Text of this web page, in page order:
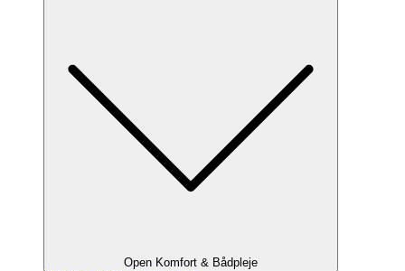
Open Komfort & Bådpleje